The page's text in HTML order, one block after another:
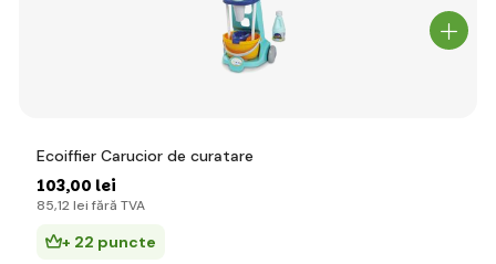
Ecoiffier Carucior de curatare
103,00 lei
85,12 lei fără TVA
+ 22 puncte